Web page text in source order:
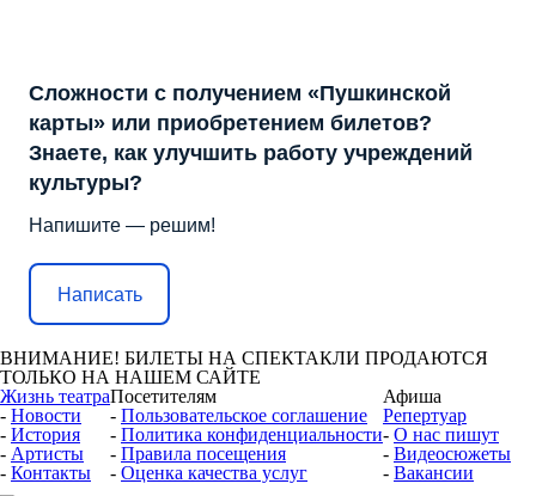
Сложности с получением «Пушкинской
карты» или приобретением билетов?
Знаете, как улучшить работу учреждений
культуры?
Напишите — решим!
Написать
ВНИМАНИЕ! БИЛЕТЫ НА СПЕКТАКЛИ ПРОДАЮТСЯ
ТОЛЬКО НА НАШЕМ САЙТЕ
Жизнь театра
- Новости
- История
- Артисты
- Контакты
Посетителям
- Пользовательское соглашение
- Политика конфиденциальности
- Правила посещения
- Оценка качества услуг
Афиша
Репертуар
- О нас пишут
- Видеоcюжеты
- Вакансии